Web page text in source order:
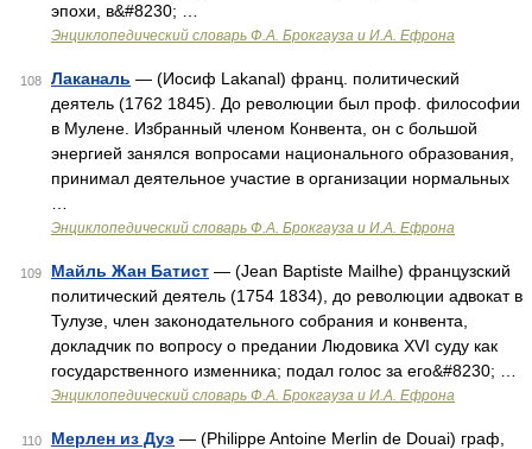
эпохи, в&#8230; …
Энциклопедический словарь Ф.А. Брокгауза и И.А. Ефрона
108 Лаканаль — (Иосиф Lakanal) франц. политический
деятель (1762 1845). До революции был проф. философии
в Мулене. Избранный членом Конвента, он с большой
энергией занялся вопросами национального образования,
принимал деятельное участие в организации нормальных
Энциклопедический словарь Ф.А. Брокгауза и И.А. Ефрона
109 Майль Жан Батист — (Jean Baptiste Mailhe) французский
политический деятель (1754 1834), до революции адвокат в
Тулузе, член законодательного собрания и конвента,
докладчик по вопросу о предании Людовика XVI суду как
государственного изменника; подал голос за его&#8230; …
Энциклопедический словарь Ф.А. Брокгауза и И.А. Ефрона
110 Мерлен из Дуэ — (Philippe Antoine Merlin de Douai) граф,